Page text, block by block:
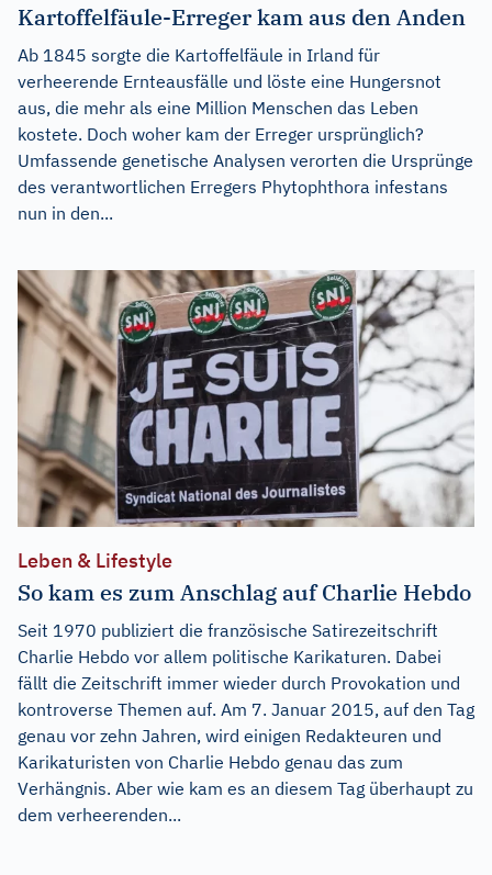
Kartoffelfäule-Erreger kam aus den Anden
Ab 1845 sorgte die Kartoffelfäule in Irland für
verheerende Ernteausfälle und löste eine Hungersnot
aus, die mehr als eine Million Menschen das Leben
kostete. Doch woher kam der Erreger ursprünglich?
Umfassende genetische Analysen verorten die Ursprünge
des verantwortlichen Erregers Phytophthora infestans
nun in den...
Leben & Lifestyle
So kam es zum Anschlag auf Charlie Hebdo
Seit 1970 publiziert die französische Satirezeitschrift
Charlie Hebdo vor allem politische Karikaturen. Dabei
fällt die Zeitschrift immer wieder durch Provokation und
kontroverse Themen auf. Am 7. Januar 2015, auf den Tag
genau vor zehn Jahren, wird einigen Redakteuren und
Karikaturisten von Charlie Hebdo genau das zum
Verhängnis. Aber wie kam es an diesem Tag überhaupt zu
dem verheerenden...